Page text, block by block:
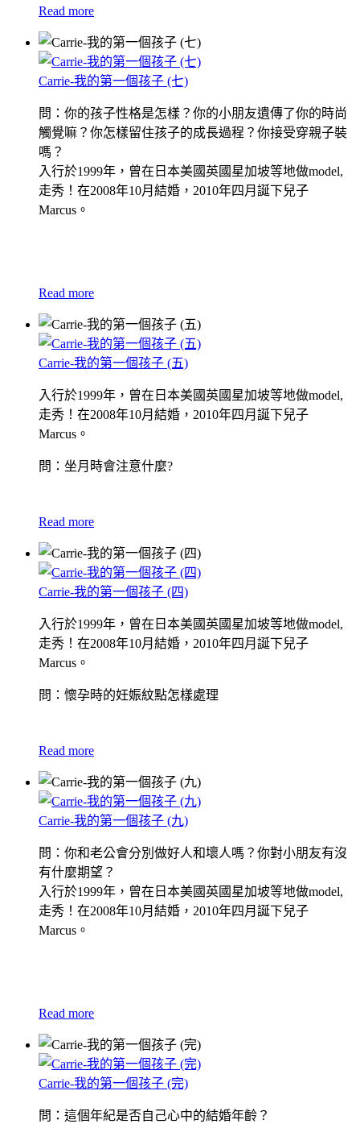
Read more
Carrie-我的第一個孩子 (七)
問：你的孩子性格是怎樣？你的小朋友遺傳了你的時尚
觸覺嘛？你怎樣留住孩子的成長過程？你接受穿親子裝
嗎？
入行於1999年，曾在日本美國英國星加坡等地做model,
走秀！在2008年10月結婚，2010年四月誕下兒子
Marcus。
Read more
Carrie-我的第一個孩子 (五)
入行於1999年，曾在日本美國英國星加坡等地做model,
走秀！在2008年10月結婚，2010年四月誕下兒子
Marcus。
問：坐月時會注意什麼?
Read more
Carrie-我的第一個孩子 (四)
入行於1999年，曾在日本美國英國星加坡等地做model,
走秀！在2008年10月結婚，2010年四月誕下兒子
Marcus。
問：懷孕時的妊娠紋點怎樣處理
Read more
Carrie-我的第一個孩子 (九)
問：你和老公會分別做好人和壞人嗎？你對小朋友有沒
有什麼期望？
入行於1999年，曾在日本美國英國星加坡等地做model,
走秀！在2008年10月結婚，2010年四月誕下兒子
Marcus。
Read more
Carrie-我的第一個孩子 (完)
問：這個年紀是否自己心中的結婚年齡？